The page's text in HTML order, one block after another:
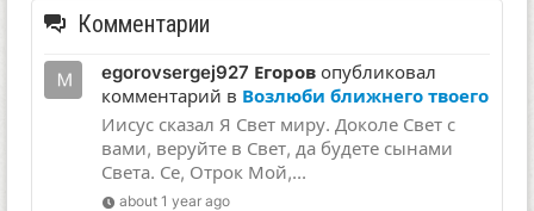
Комментарии
egorovsergej927 Егоров опубликовал
комментарий в Возлюби ближнего твоего
Иисус сказал Я Свет миру. Доколе Свет с
вами, веруйте в Свет, да будете сынами
Света. Се, Отрок Мой,...
about 1 year ago